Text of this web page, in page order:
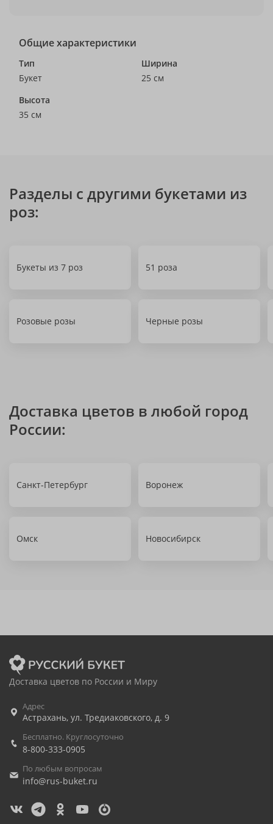
Общие характеристики
Тип
Букет
Ширина
25 см
Высота
35 см
Разделы с другими букетами из
роз:
Букеты из 7 роз 51 роза
Розовые розы Черные розы
Доставка цветов в любой город
России:
Санкт-Петербург Воронеж
Омск Новосибирск
Доставка цветов по России и Миру
Адрес
Астрахань, ул. Тредиаковского, д. 9
Бесплатно. Круглосуточно
8-800-333-0905
По любым вопросам
info@rus-buket.ru